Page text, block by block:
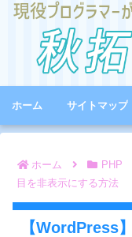
ホーム サイトマップ
ホーム PHP
目を非表示にする方法
【WordPress